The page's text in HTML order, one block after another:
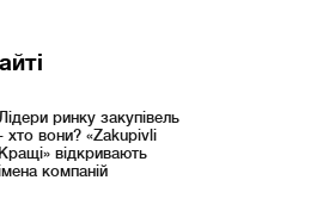
ринку закупівель
хто вони? «Zakupivli
Кращі» відкривають
компаній